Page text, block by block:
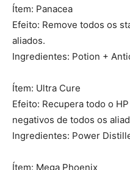
Ítem: Panacea
Efeito: Remove todos os
aliados.
Ingredientes: Potion +
Ítem: Ultra Cure
Efeito: Recupera todo o
negativos de todos os
Ingredientes: Power
Ítem: Mega Phoenix